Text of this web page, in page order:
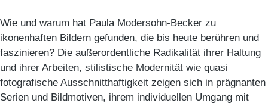
Wie und warum hat Paula Modersohn-Becker zu
ikonenhaften Bildern gefunden, die bis heute berühren und
faszinieren? Die außerordentliche Radikalität ihrer Haltung
und ihrer Arbeiten, stilistische Modernität wie quasi
fotografische Ausschnitthaftigkeit zeigen sich in prägnanten
Serien und Bildmotiven, ihrem individuellen Umgang mit